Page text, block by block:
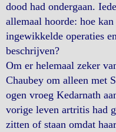
dood had ondergaan.
allemaal hoorde: hoe
ingewikkelde operaties
beschrijven?
Om er helemaal zeker
Chaubey om alleen met
ogen vroeg Kedarnath
vorige leven artritis had
zitten of staan omdat